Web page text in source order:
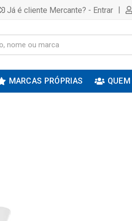
Já é cliente Mercante? - Entrar |
MARCAS PRÓPRIAS